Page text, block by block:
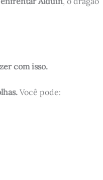
com isso.
Você pode: